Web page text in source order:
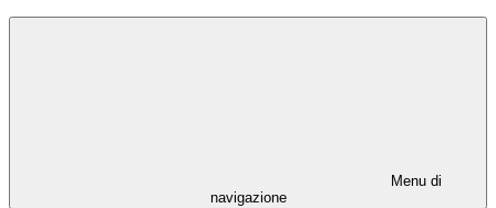
Menu di
navigazione